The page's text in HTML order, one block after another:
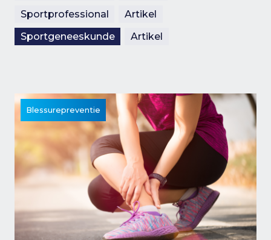
Sportprofessional
Artikel
Sportgeneeskunde
Artikel
Blessurepreventie